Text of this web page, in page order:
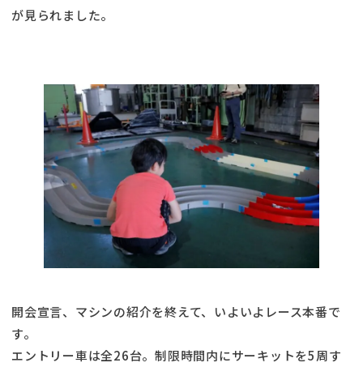
が見られました。
開会宣言、マシンの紹介を終えて、いよいよレース本番で
す。
エントリー車は全26台。制限時間内にサーキットを5周す